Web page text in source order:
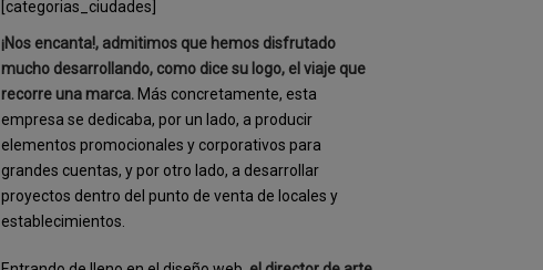
[categorias_ciudades]
¡Nos encanta!, admitimos que hemos disfrutado
mucho desarrollando, como dice su logo, el viaje que
recorre una marca. Más concretamente, esta
empresa se dedicaba, por un lado, a producir
elementos promocionales y corporativos para
grandes cuentas, y por otro lado, a desarrollar
proyectos dentro del punto de venta de locales y
establecimientos.